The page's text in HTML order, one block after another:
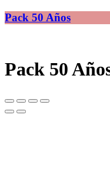
Pack 50 Años
Pack 50